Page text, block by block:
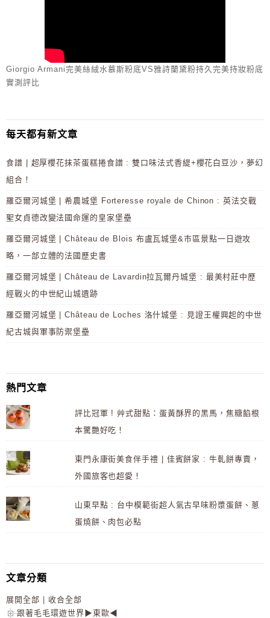
Giorgio Armani完美絲絨水慕斯粉底VS雅詩蘭黛粉持久完美持妝粉底
實測評比
每天都有新文章
食譜 | 超厚櫻花抹茶蛋糕捲食譜 : 雙口味法式香緹+櫻花白豆沙，夢幻
組合！
羅亞爾河城堡 | 希農城堡 Forteresse royale de Chinon : 英法交戰
聖女貞德改變法國命運的皇家堡壘
羅亞爾河城堡 | Château de Blois 布盧瓦城堡&市區景點一日遊攻
略，一部立體的法國歷史書
羅亞爾河城堡 | Château de Lavardin拉瓦爾丹城堡 : 最美村莊中歷
經戰火的中世紀山城遺跡
羅亞爾河城堡 | Château de Loches 洛什城堡 : 見證王權興起的中世
紀古城與軍事防禦堡壘
熱門文章
評比冠軍 ! 艸式甜點：蛋黃酥界的黑馬，焦糖餡根
本驚艷好吃！
東門永康街美食伴手禮 | 佳賓餅家 : 牛軋餅專賣，
外國旅客也超愛！
山東早點 : 台中模範街超人氣古早味粉漿蛋餅、蔥
蛋燒餅、肉包必點
文章分類
展開全部
收合全部
跟著毛毛環遊世界▶東歐◀